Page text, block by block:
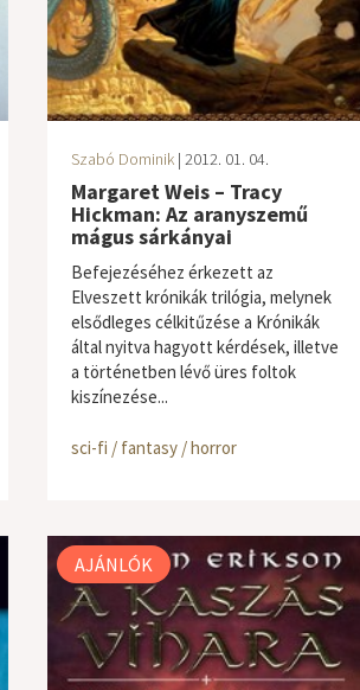
Szabó Dominik| 2012. 01. 04.
Margaret Weis – Tracy
Hickman: Az aranyszemű
mágus sárkányai
Befejezéséhez érkezett az
Elveszett krónikák trilógia, melynek
elsődleges célkitűzése a Krónikák
által nyitva hagyott kérdések, illetve
a történetben lévő üres foltok
kiszínezése...
sci-fi / fantasy / horror
AJÁNLÓK